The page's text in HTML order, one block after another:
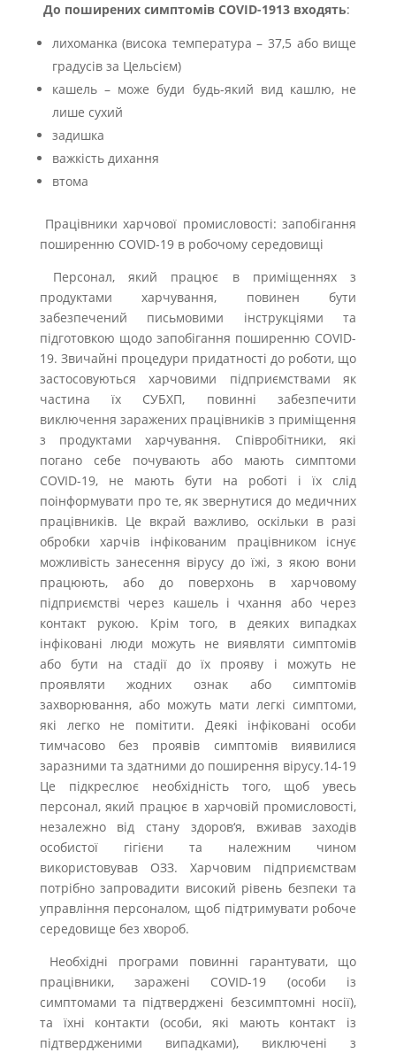
До поширених симптомів COVID-1913 входять:
лихоманка (висока температура – 37,5 або вище
градусів за Цельсієм)
кашель – може буди будь-який вид кашлю, не
лише сухий
задишка
важкість дихання
втома
Працівники харчової промисловості: запобігання
поширенню COVID-19 в робочому середовищі
Персонал, який працює в приміщеннях з
продуктами харчування, повинен бути
забезпечений письмовими інструкціями та
підготовкою щодо запобігання поширенню COVID-
19. Звичайні процедури придатності до роботи, що
застосовуються харчовими підприємствами як
частина їх СУБХП, повинні забезпечити
виключення заражених працівників з приміщення
з продуктами харчування. Співробітники, які
погано себе почувають або мають симптоми
COVID-19, не мають бути на роботі і їх слід
поінформувати про те, як звернутися до медичних
працівників. Це вкрай важливо, оскільки в разі
обробки харчів інфікованим працівником існує
можливість занесення вірусу до їжі, з якою вони
працюють, або до поверхонь в харчовому
підприємстві через кашель і чхання або через
контакт рукою. Крім того, в деяких випадках
інфіковані люди можуть не виявляти симптомів
або бути на стадії до їх прояву і можуть не
проявляти жодних ознак або симптомів
захворювання, або можуть мати легкі симптоми,
які легко не помітити. Деякі інфіковані особи
тимчасово без проявів симптомів виявилися
заразними та здатними до поширення вірусу.14-19
Це підкреслює необхідність того, щоб увесь
персонал, який працює в харчовій промисловості,
незалежно від стану здоров‘я, вживав заходів
особистої гігієни та належним чином
використовував ОЗЗ. Харчовим підприємствам
потрібно запровадити високий рівень безпеки та
управління персоналом, щоб підтримувати робоче
середовище без хвороб.
Необхідні програми повинні гарантувати, що
працівники, заражені COVID-19 (особи із
симптомами та підтверджені безсимптомні носії),
та їхні контакти (особи, які мають контакт із
підтвердженими випадками), виключені з